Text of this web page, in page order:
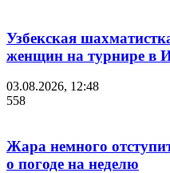
Узбекская
женщин на турнире в
03.08.2026, 12:48
558
Жара немного
о погоде на неделю